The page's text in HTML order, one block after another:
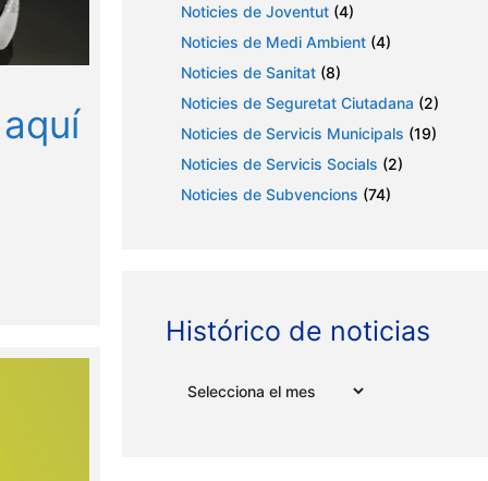
Noticies de Joventut (4)
Noticies de Medi Ambient (4)
Noticies de Sanitat (8)
Noticies de Seguretat Ciutadana (2)
Noticies de Servicis Municipals (19)
Noticies de Servicis Socials (2)
Noticies de Subvencions (74)
Histórico de noticias